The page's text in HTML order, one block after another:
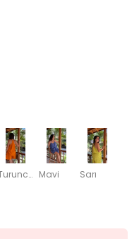
Turuncu Mavi Sarı